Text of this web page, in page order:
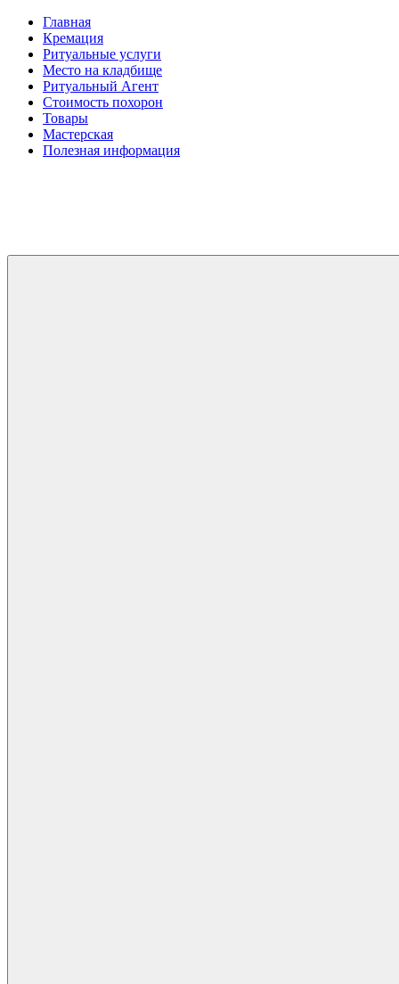
Главная
Кремация
Ритуальные услуги
Место на кладбище
Ритуальный Агент
Стоимость похорон
Товары
Мастерская
Полезная информация